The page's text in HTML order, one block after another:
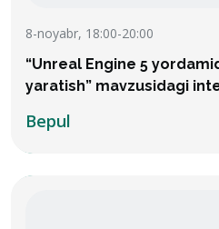
8-noyabr, 18:00-20:00
“Unreal Engine 5
yaratish” mavzusidagi
Bepul